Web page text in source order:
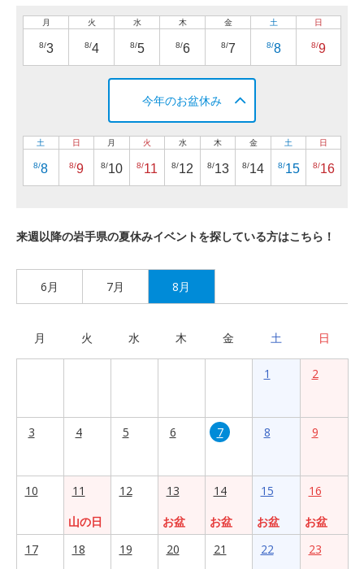
月
8/3
火
8/4
水
8/5
木
8/6
金
8/7
土
8/8
日
8/9
今年のお盆休み
土
8/8
日
8/9
月
8/10
火
8/11
水
8/12
木
8/13
金
8/14
土
8/15
日
8/16
来週以降の岩手県の夏休みイベントを探している方はこちら！
6月 7月 8月
月 火 水 木 金 土 日
1 2
3 4 5 6 7 8 9
10
11
山の日
12
13
お盆
14
お盆
15
お盆
16
お盆
17
18 19 20 21 22 23